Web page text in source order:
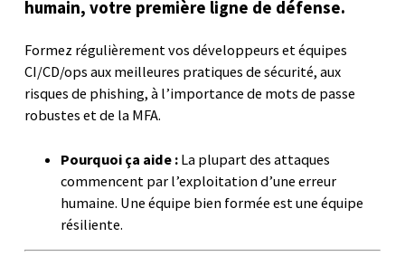
humain, votre première ligne de défense.
Formez régulièrement vos développeurs et équipes
CI/CD/ops aux meilleures pratiques de sécurité, aux
risques de phishing, à l’importance de mots de passe
robustes et de la MFA.
Pourquoi ça aide : La plupart des attaques
commencent par l’exploitation d’une erreur
humaine. Une équipe bien formée est une équipe
résiliente.